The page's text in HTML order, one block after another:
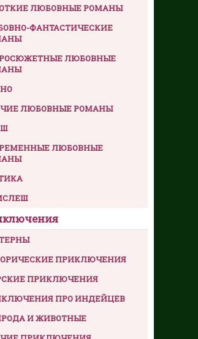
ЛЮБОВНЫЕ РОМАНЫ
ФАНТАСТИЧЕСКИЕ
ЛЮБОВНЫЕ
ЛЮБОВНЫЕ РОМАНЫ
ЛЮБОВНЫЕ
ПРИКЛЮЧЕНИЯ
ПРИКЛЮЧЕНИЯ
ПРО ИНДЕЙЦЕВ
И ЖИВОТНЫЕ